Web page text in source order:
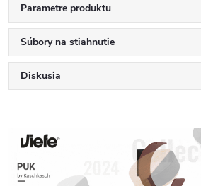
Parametre produktu
Súbory na stiahnutie
Diskusia